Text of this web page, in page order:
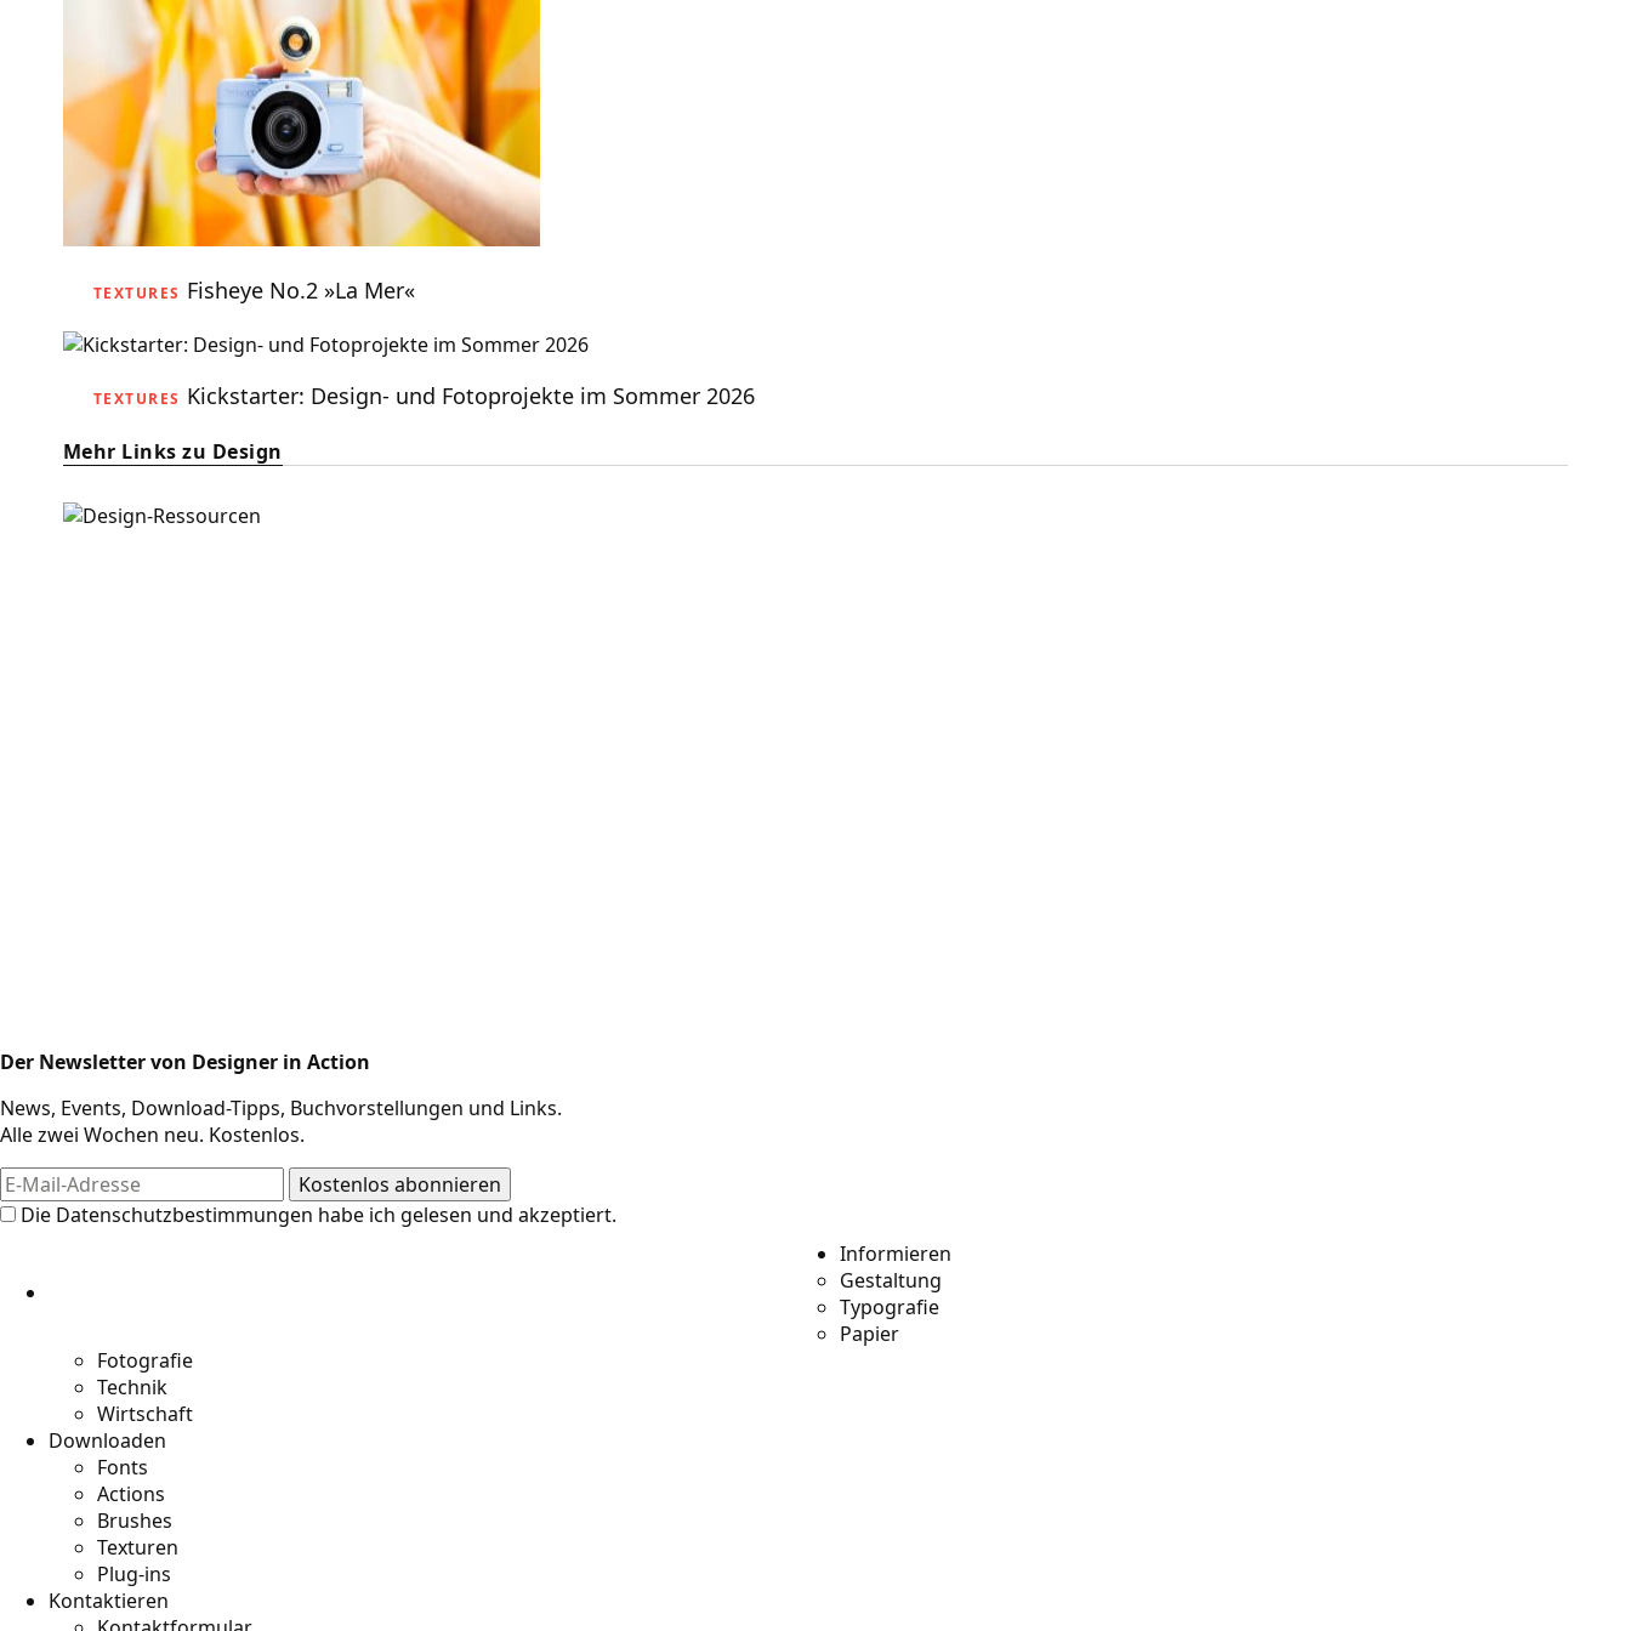
TEXTURES Fisheye No.2 »La Mer«
TEXTURES Kickstarter: Design- und Fotoprojekte im Sommer 2026
Mehr Links zu Design
Design-Ressourcen
Der Newsletter von Designer in Action
News, Events, Download-Tipps, Buchvorstellungen und Links.
Alle zwei Wochen neu. Kostenlos.
Die Datenschutzbestimmungen habe ich gelesen und akzeptiert.
Informieren
Gestaltung
Typografie
Papier
Fotografie
Technik
Wirtschaft
Downloaden
Fonts
Actions
Brushes
Texturen
Plug-ins
Kontaktieren